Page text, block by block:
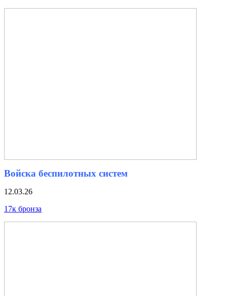
Войска беспилотных систем
12.03.26
17к бронза